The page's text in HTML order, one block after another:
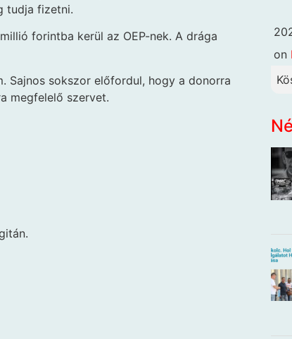
tudja fizetni.
forintba kerül az OEP-nek. A drága
Sajnos sokszor előfordul, hogy a donorra
megfelelő szervet.
on